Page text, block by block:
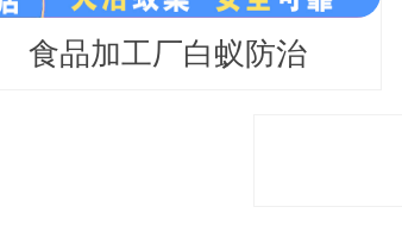
食品加工厂白蚁防治